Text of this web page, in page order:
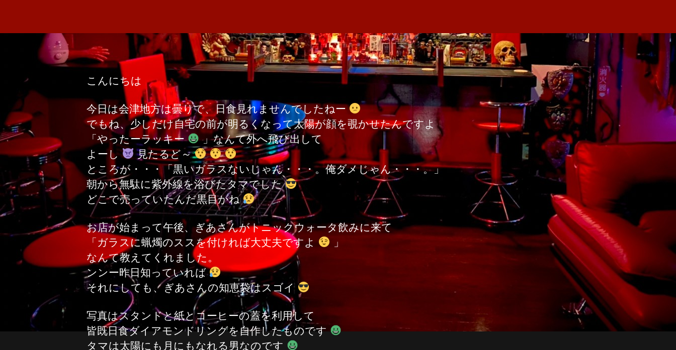
へ
の
こんにちは
今日は会津地方は曇りで、日食見れませんでしたねー
でもね、少しだけ自宅の前が明るくなって太陽が顔を覗かせたんですよ
「やったーラッキー
」なんて外へ飛び出して
よーし
見たるど～
ところが・・・「黒いガラスないじゃん・・・。俺ダメじゃん・・・。」
朝から無駄に紫外線を浴びたタマでした
どこで売っていたんだ黒目がね
お店が始まって午後、ぎあさんがトニックウォータ飲みに来て
「ガラスに蝋燭のススを付ければ大丈夫ですよ
」
なんて教えてくれました。
ンンー昨日知っていれば
それにしても、ぎあさんの知恵袋はスゴイ
写真はスタンドと紙とコーヒーの蓋を利用して
皆既日食ダイアモンドリングを自作したものです
タマは太陽にも月にもなれる男なのです